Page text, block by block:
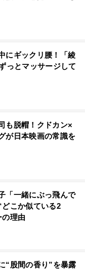
にギックリ腰！「綾
っとマッサージして
も脱帽！クドカン×
が日本映画の常識を
「一緒にぶっ飛んで
こか似ている2
の理由
“股間の香り”を暴露